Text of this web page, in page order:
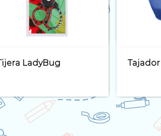
Triplet x 1